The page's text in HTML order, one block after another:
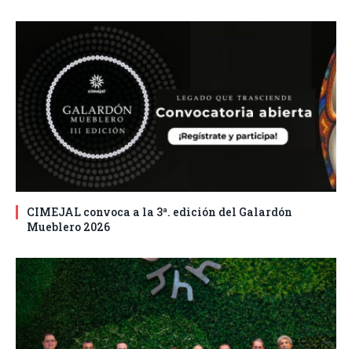
CIMEJAL convoca a la 3ª. edición del Galardón
Mueblero 2026